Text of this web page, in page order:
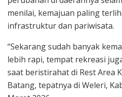
menilai, kemajuan paling
infrastruktur dan pariwisata.
“Sekarang sudah banyak
lebih rapi, tempat rekreasi
saat beristirahat di Rest Area
Batang, tepatnya di Weleri,